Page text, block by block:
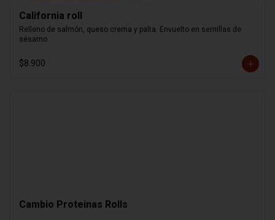
California roll
Relleno de salmón, queso crema y palta. Envuelto en semillas de
sésamo.
$8.900
Cambio Proteinas Rolls